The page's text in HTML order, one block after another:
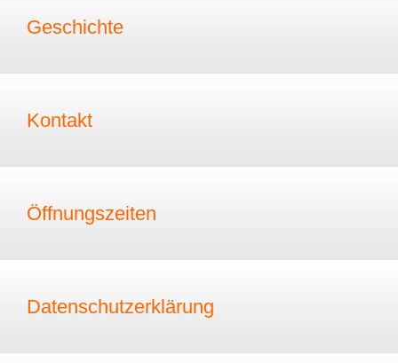
Geschichte
Kontakt
Öffnungszeiten
Datenschutzerklärung